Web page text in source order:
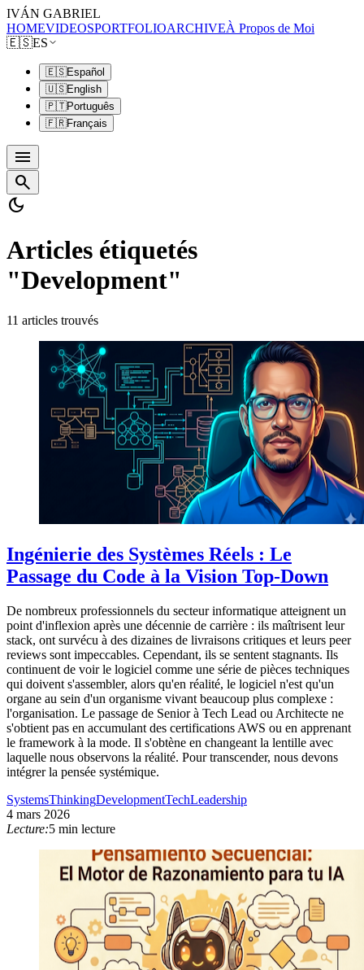
IVÁN GABRIEL
HOMEVIDEOSPORTFOLIOARCHIVEÀ Propos de Moi
🇪🇸ES
🇪🇸Español
🇺🇸English
🇵🇹Português
🇫🇷Français
menu
search
dark_mode
Articles étiquetés
"Development"
11 articles trouvés
Ingénierie des Systèmes Réels : Le
Passage du Code à la Vision Top-Down
De nombreux professionnels du secteur informatique atteignent un
point d'inflexion après une décennie de carrière : ils maîtrisent leur
stack, ont survécu à des dizaines de livraisons critiques et leurs peer
reviews sont impeccables. Cependant, ils se sentent stagnants. Ils
continuent de voir le logiciel comme une série de pièces techniques
qui doivent s'assembler, alors qu'en réalité, le logiciel n'est qu'un
organe au sein d'un organisme vivant beaucoup plus complexe :
l'organisation. Le passage de Senior à Tech Lead ou Architecte ne
s'obtient pas en accumulant des certifications AWS ou en apprenant
le framework à la mode. Il s'obtène en changeant la lentille avec
laquelle nous observons la réalité. Pour transcender, nous devons
intégrer la pensée systémique.
SystemsThinkingDevelopmentTechLeadership
4 mars 2026
Lecture:5 min lecture